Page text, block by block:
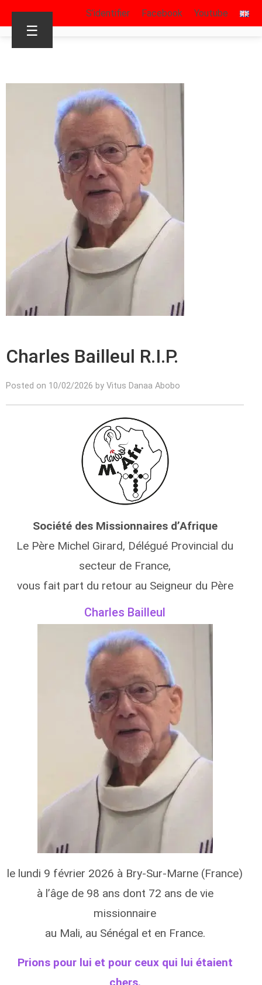
S’identifier Facebook Youtube
☰
Charles Bailleul R.I.P.
Posted on 10/02/2026 by Vitus Danaa Abobo
Société des Missionnaires d’Afrique
Le Père Michel Girard, Délégué Provincial du
secteur de France,
vous fait part du retour au Seigneur du Père
Charles Bailleul
le lundi 9 février 2026 à Bry-Sur-Marne (France)
à l’âge de 98 ans dont 72 ans de vie
missionnaire
au Mali, au Sénégal et en France.
Prions pour lui et pour ceux qui lui étaient